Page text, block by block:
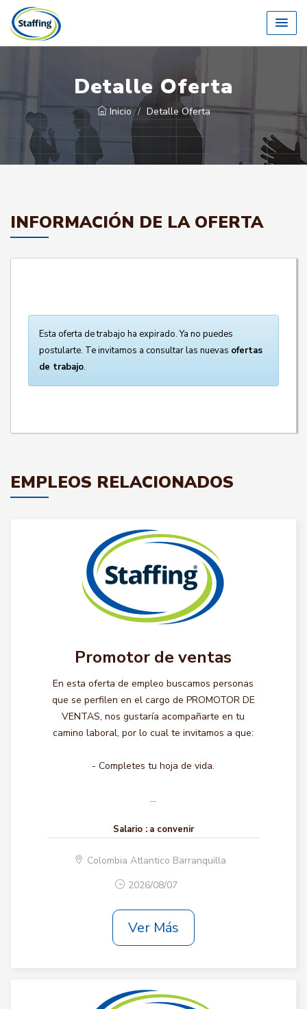
Detalle Oferta
Inicio Detalle Oferta
INFORMACIÓN DE LA OFERTA
Esta oferta de trabajo ha expirado. Ya no puedes
postularte. Te invitamos a consultar las nuevas ofertas
de trabajo.
EMPLEOS RELACIONADOS
Promotor de ventas
En esta oferta de empleo buscamos personas
que se perfilen en el cargo de PROMOTOR DE
VENTAS, nos gustaría acompañarte en tu
camino laboral, por lo cual te invitamos a que:
- Completes tu hoja de vida.
...
Salario : a convenir
Colombia Atlantico Barranquilla
2026/08/07
Ver Más